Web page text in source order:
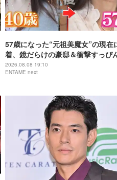
57歳になった“元祖美魔女”の現在
着、鏡だらけの豪邸＆衝撃すっぴ
を披露
2026.08.08 19:10
ENTAME next